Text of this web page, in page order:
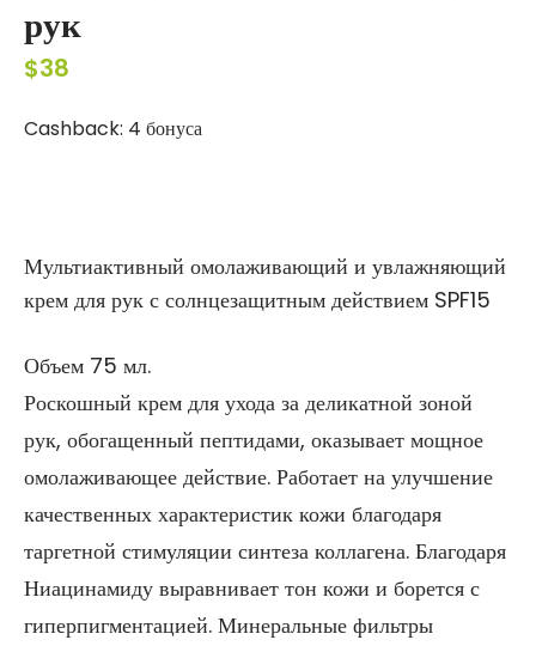
рук
$38
Cashback: 4 бонуса
Мультиактивный омолаживающий и увлажняющий
крем для рук с солнцезащитным действием SPF15
Объем 75 мл.
Роскошный крем для ухода за деликатной зоной
рук, обогащенный пептидами, оказывает мощное
омолаживающее действие. Работает на улучшение
качественных характеристик кожи благодаря
таргетной стимуляции синтеза коллагена. Благодаря
Ниацинамиду выравнивает тон кожи и борется с
гиперпигментацией. Минеральные фильтры